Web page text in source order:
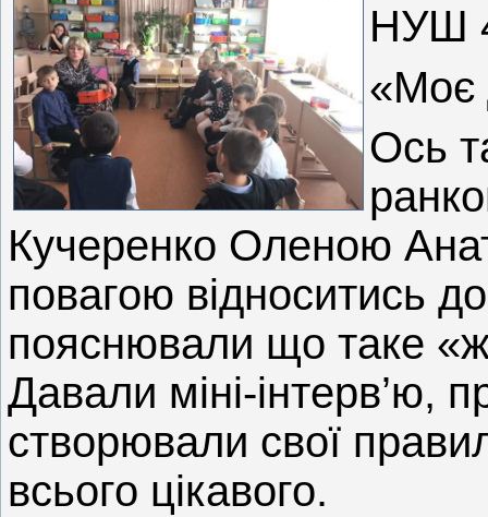
НУШ
«Моє
Ось
Кучеренко Оленою
повагою відноситись
пояснювали що таке
Давали міні-інтерв’ю,
створювали свої
всього цікавого.